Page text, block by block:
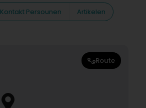
Kontakt Persounen Artikelen
Route